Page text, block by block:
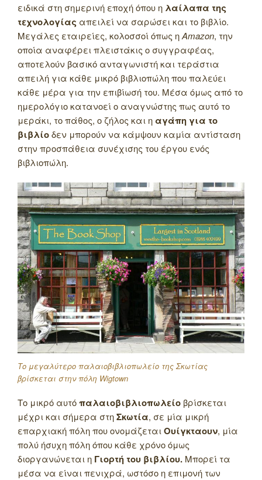
ειδικά στη σημερινή εποχή όπου η λαίλαπα της
τεχνολογίας απειλεί να σαρώσει και το βιβλίο.
Μεγάλες εταιρείες, κολοσσοί όπως ηAmazon, την
οποία αναφέρει πλειστάκις ο συγγραφέας,
αποτελούν βασικό ανταγωνιστή και τεράστια
απειλή για κάθε μικρό βιβλιοπώλη που παλεύει
κάθε μέρα για την επιβίωσή του. Μέσα όμως από το
ημερολόγιο κατανοεί ο αναγνώστης πως αυτό το
μεράκι, το πάθος, ο ζήλος και η αγάπη για το
βιβλίοδεν μπορούν να κάμψουν καμία αντίσταση
στην προσπάθεια συνέχισης του έργου ενός
βιβλιοπώλη.
Το μεγαλύτερο παλαιοβιβλιοπωλείο της Σκωτίας
βρίσκεται στην πόλη Wigtown
Το μικρό αυτόπαλαιοβιβλιοπωλείο βρίσκεται
μέχρι και σήμερα στηΣκωτία, σε μία μικρή
επαρχιακή πόλη που ονομάζεταιΟυίγκταουν, μία
πολύ ήσυχη πόλη όπου κάθε χρόνο όμως
διοργανώνεται η Γιορτή του βιβλίου. Μπορεί τα
μέσα να είναι πενιχρά, ωστόσο η επιμονή των